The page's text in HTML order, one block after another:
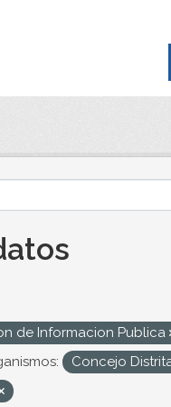
de Informacion Publica
Concejo